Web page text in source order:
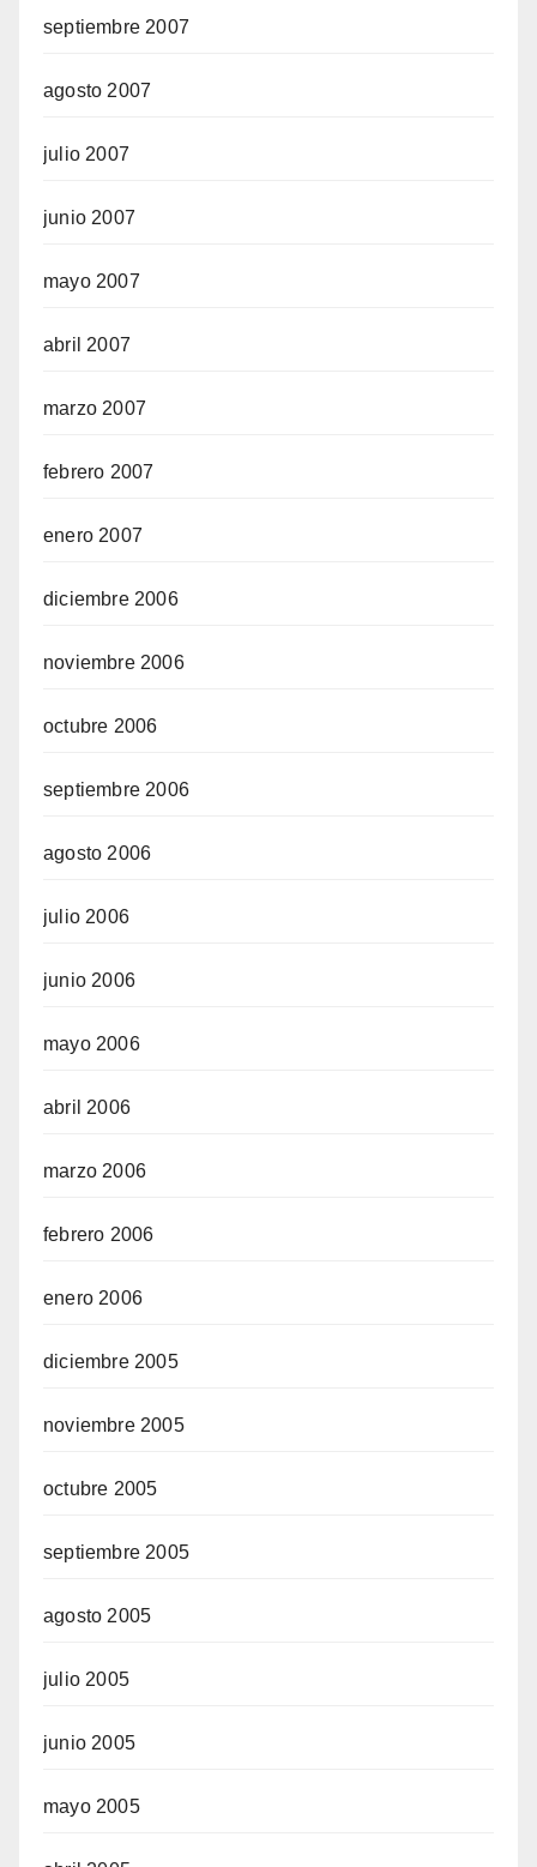
septiembre 2007
agosto 2007
julio 2007
junio 2007
mayo 2007
abril 2007
marzo 2007
febrero 2007
enero 2007
diciembre 2006
noviembre 2006
octubre 2006
septiembre 2006
agosto 2006
julio 2006
junio 2006
mayo 2006
abril 2006
marzo 2006
febrero 2006
enero 2006
diciembre 2005
noviembre 2005
octubre 2005
septiembre 2005
agosto 2005
julio 2005
junio 2005
mayo 2005